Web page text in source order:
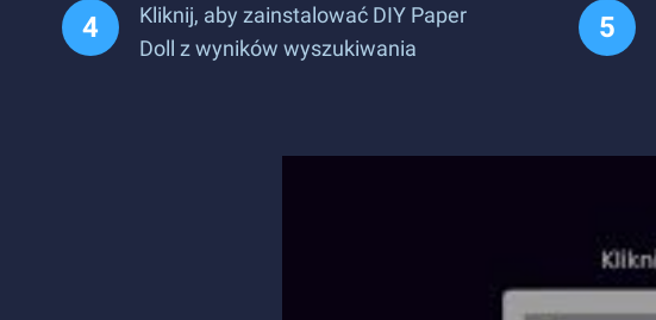
Kliknij, aby zainstalować DIY Paper
Doll z wyników wyszukiwania